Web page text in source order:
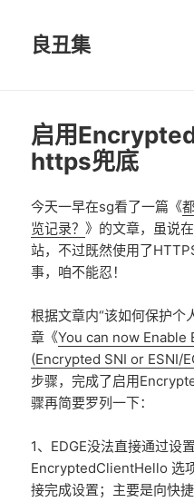
良丑集
启用
https兜底
今天一早在sg看了一篇《
览记录？ 》的文章，虽说
站，不过既然使用了
事，咱不能忍！
根据文章内“该如何保护个
章《You can now
(Encrypted SNI or ESNI/
步骤，完成了启用
骤再简要罗列一下：
1、EDGE没法直接通过设
EncryptedClientHello 选
接完成设置；主要是向快捷